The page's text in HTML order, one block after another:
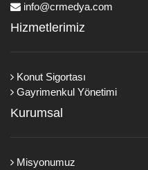
info@crmedya.com
Hizmetlerimiz
Konut Sigortası
Gayrimenkul Yönetimi
Kurumsal
Misyonumuz